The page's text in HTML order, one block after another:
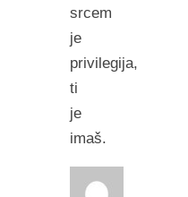
srcem
je
privilegija,
ti
je
imaš.